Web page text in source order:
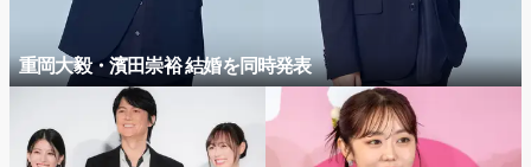
重岡大毅・濱田崇裕 結婚を同時発表